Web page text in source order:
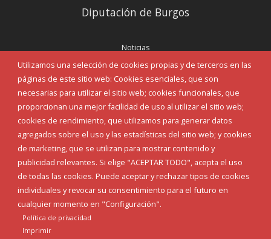
Utilizamos una selección de cookies propias y de terceros en las
páginas de este sitio web: Cookies esenciales, que son
necesarias para utilizar el sitio web; cookies funcionales, que
proporcionan una mejor facilidad de uso al utilizar el sitio web;
cookies de rendimiento, que utilizamos para generar datos
agregados sobre el uso y las estadísticas del sitio web; y cookies
de marketing, que se utilizan para mostrar contenido y
publicidad relevantes. Si elige "ACEPTAR TODO", acepta el uso
de todas las cookies. Puede aceptar y rechazar tipos de cookies
individuales y revocar su consentimiento para el futuro en
cualquier momento en "Configuración".
Política de privacidad
Imprimir
Diputación de Burgos
Noticias
Eventos
Corporación Municipal
Teléfonos de interés
INICIAR SESIÓN
MAPA WEB